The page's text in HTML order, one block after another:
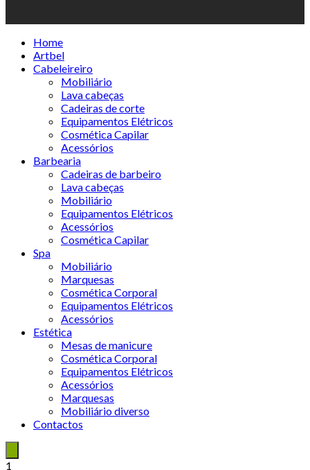
Home
Artbel
Cabeleireiro
Mobiliário
Lava cabeças
Cadeiras de corte
Equipamentos Elétricos
Cosmética Capilar
Acessórios
Barbearia
Cadeiras de barbeiro
Lava cabeças
Mobiliário
Equipamentos Elétricos
Acessórios
Cosmética Capilar
Spa
Mobiliário
Marquesas
Cosmética Corporal
Equipamentos Elétricos
Acessórios
Estética
Mesas de manicure
Cosmética Corporal
Equipamentos Elétricos
Acessórios
Marquesas
Mobiliário diverso
Contactos
1